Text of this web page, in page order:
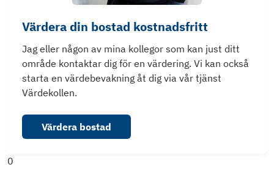
Värdera din bostad kostnadsfritt
Jag eller någon av mina kollegor som kan just ditt
område kontaktar dig för en värdering. Vi kan också
starta en värdebevakning åt dig via vår tjänst
Värdekollen.
Värdera bostad
0